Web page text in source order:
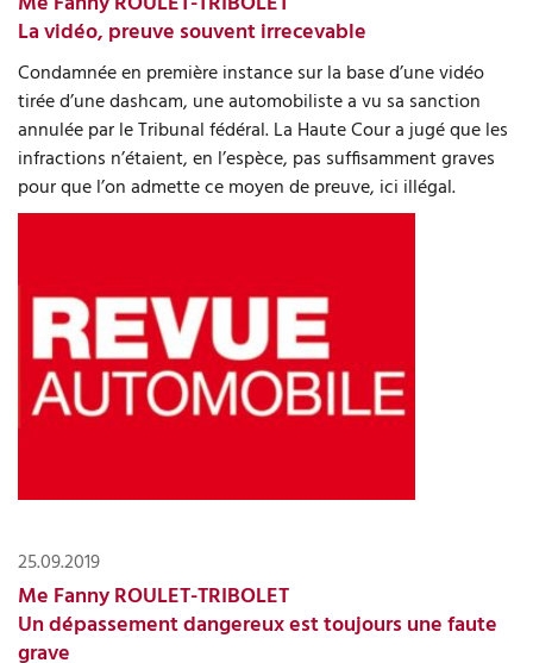
La vidéo, preuve souvent irrecevable
Condamnée en première instance sur la base d’une vidéo
tirée d’une dashcam, une automobiliste a vu sa sanction
annulée par le Tribunal fédéral. La Haute Cour a jugé que les
infractions n’étaient, en l’espèce, pas sufﬁsamment graves
pour que l’on admette ce moyen de preuve, ici illégal.
25.09.2019
Me Fanny ROULET-TRIBOLET
Un dépassement dangereux est toujours une faute
grave